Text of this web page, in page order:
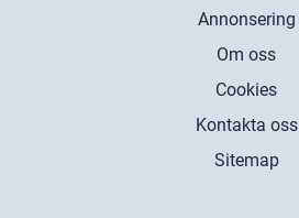
Annonsering
Om oss
Cookies
Kontakta oss
Sitemap